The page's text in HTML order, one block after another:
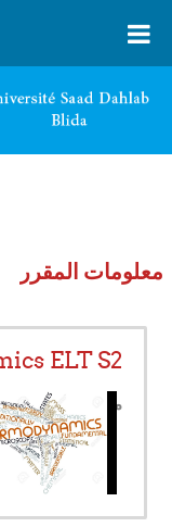
معلومات المقرر
ELT S2
معلم: Souad